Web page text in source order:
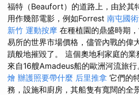
福特（Beaufort）的道路上，由於其
用作幾部電影，例如Forrest 南屯國
新竹 運動按摩 在種植園的鼎盛時期
易所的世界市場價格，儘管內戰的偉
蹟般地摧毀了。 這個奧地利家庭的
來自16艘Amadeus船的歐洲河流旅行
燴 辦護照要帶什麼 后里推拿 它們的
務，設施和廚房，其船隻有寬闊的全